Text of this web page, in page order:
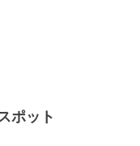
ポット